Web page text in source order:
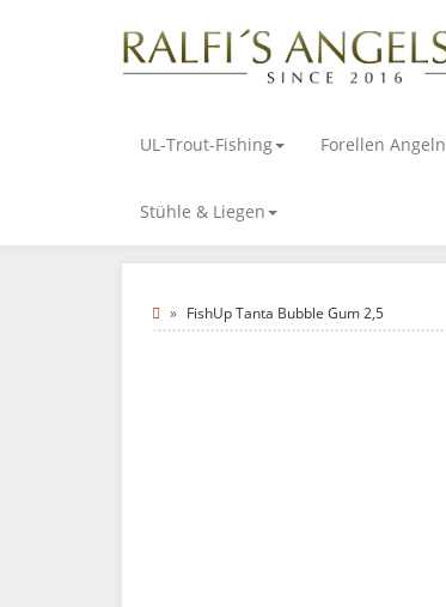
UL-Trout-Fishing Forellen Angeln
Stühle & Liegen
FishUp Tanta Bubble Gum 2,5